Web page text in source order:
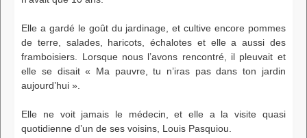
Elle a gardé le goût du jardinage, et cultive encore pommes
de terre, salades, haricots, échalotes et elle a aussi des
framboisiers. Lorsque nous l’avons rencontré, il pleuvait et
elle se disait « Ma pauvre, tu n’iras pas dans ton jardin
aujourd’hui ».
Elle ne voit jamais le médecin, et elle a la visite quasi
quotidienne d’un de ses voisins, Louis Pasquiou.